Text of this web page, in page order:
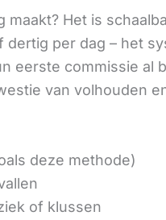
Het is
per dag – het
eerste commissie al
van volhouden
deze methode)
of klussen